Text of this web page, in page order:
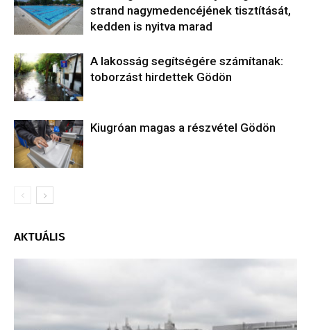
strand nagymedencéjének tisztítását,
kedden is nyitva marad
A lakosság segítségére számítanak:
toborzást hirdettek Gödön
Kiugróan magas a részvétel Gödön
AKTUÁLIS